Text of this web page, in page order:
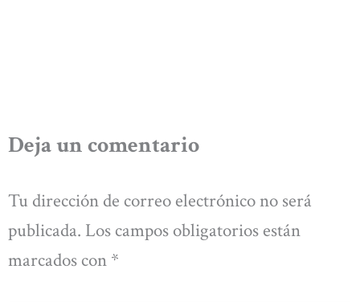
Deja un comentario
Tu dirección de correo electrónico no será
publicada. Los campos obligatorios están
marcados con *